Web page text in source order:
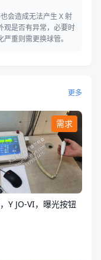
会造成无法产生 X 射
观是否有异常，必要时
重则需更换球管。
更多
需求
Y JO-VI，曝光按钮